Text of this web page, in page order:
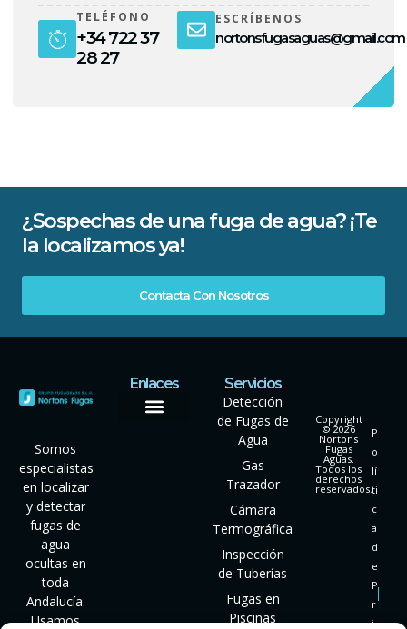
TELÉFONO
+34 722 37
28 27
ESCRÍBENOS
nortonsfugasaguas@gmail.com
¿Sospechas de una fuga de agua? ¡Te
la localizamos ya!
Contacta Con Nosotros
Somos
especialistas
en localizar
y detectar
fugas de
agua
ocultas en
toda
Andalucía.
Usamos
Enlaces
Servicios
Detección
de Fugas de
Agua
Gas
Trazador
Cámara
Termográfica
Inspección
de Tuberías
Fugas en
Piscinas
Copyright
© 2026
Nortons
Fugas
Aguas.
Todos los
derechos
reservados.
P
o
lí
ti
c
a
d
e
P
r
i